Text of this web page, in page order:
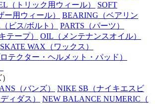
（トリック用ウィール）
SOFT
ー用ウィール） BEARING （ベアリン
（ビス/ボルト） PARTS （パーツ）
テープ） OIL （メンテナンスオイル）
SKATE WAX （ワックス）
ロテクター・ヘルメット・パッド）
（バンズ） NIKE SB （ナイキエスビ
ディダス） NEW BALANCE NUMERIC （